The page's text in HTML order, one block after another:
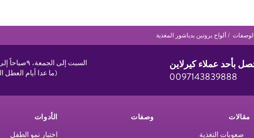
ألواح بروتين بدياشور المغذية
بأحد عملاء كيرلاين
0097143839888
السبت إلى الجمعة، ٩صباحاً إلى ٦مساءً
(ما عدا أيام العطل
مقالات
صعوبات التغذية
وصفات
الأدوات
اختبار نمو الطفل